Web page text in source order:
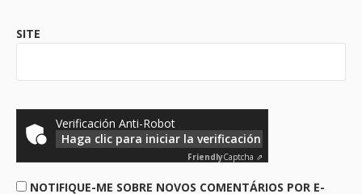
SITE
Verificación Anti-Robot
Haga clic para iniciar la verificación
FriendlyCaptcha ⇗
NOTIFIQUE-ME SOBRE NOVOS COMENTÁRIOS POR E-